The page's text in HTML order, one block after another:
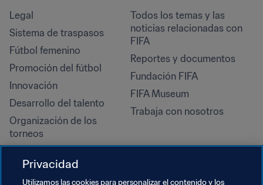
Legal
Sistema de traspasos
Fútbol femenino
Promoción del fútbol
Innovación
Desarrollo del talento
Organización de los
torneos
Derechos humanos y lucha
contra la discriminación
Todos los temas y las
noticias relacionadas con
FIFA
Reportes y documentos
Fundación FIFA
FIFA Museum
Trabaja con nosotros
Privacidad
Utilizamos las cookies para personalizar el contenido y los